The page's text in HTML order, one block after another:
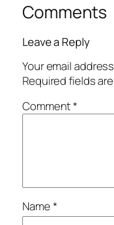
Comments
Leave a Reply
Your email
Required fields
Comment*
Name*